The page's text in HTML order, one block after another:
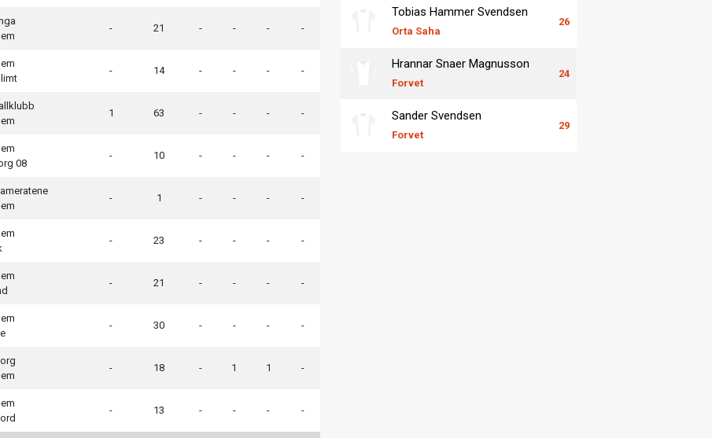
- 21 - - - -
- 14 - - - -
1 63 - - - -
08
- 10 - - - -
- 1 - - - -
- 23 - - - -
- 21 - - - -
- 30 - - - -
- 18 - 1 1 -
- 13 - - - -
Tobias Hammer Svendsen
Orta Saha
26
Hrannar Snaer Magnusson
Forvet
24
Sander Svendsen
Forvet
29